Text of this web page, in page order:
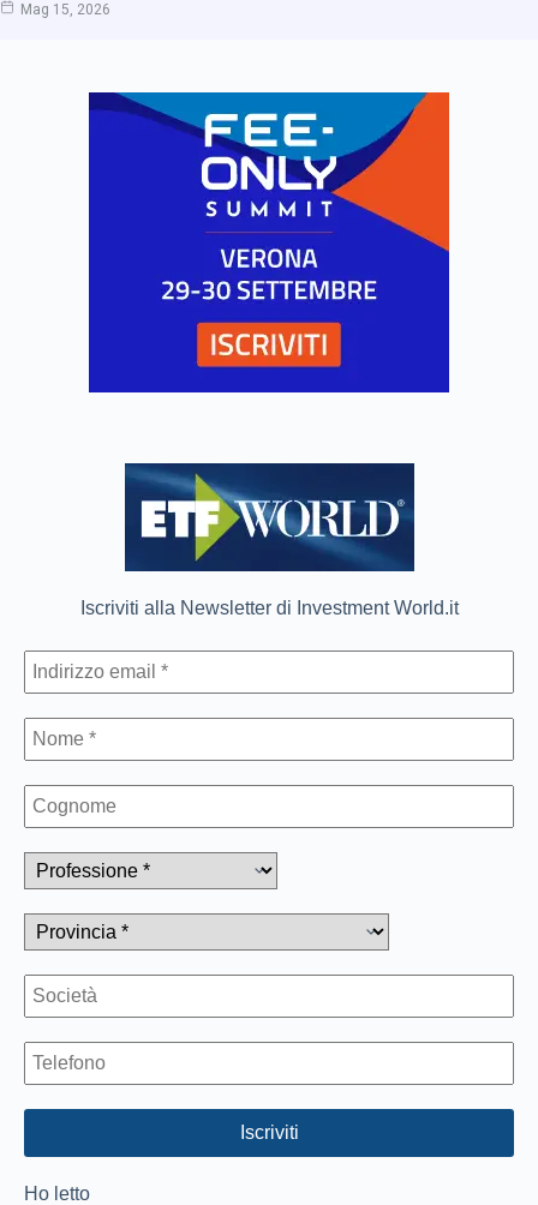
Mag 15, 2026
Iscriviti alla Newsletter di Investment World.it
Ho letto